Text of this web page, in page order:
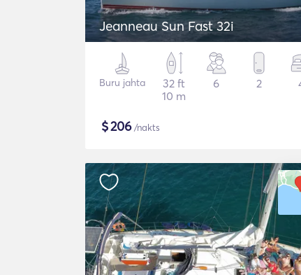
Jeanneau Sun Fast 32i
Buru jahta
32 ft
10 m
6 2
$206/nakts